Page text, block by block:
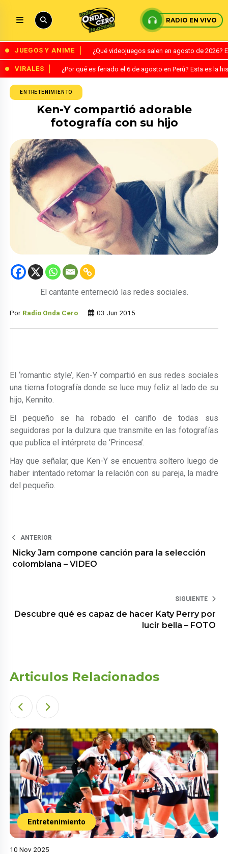
RADIO EN VIVO
JUEGOS Y ANIME ¿Qué videojuegos salen en agosto de
VIRALES ¿Por qué es feriado el 6 de agosto en Perú? Esta es la
ENTRETENIMIENTO
Ken-Y compartió adorable
fotografía con su hijo
El cantante enterneció las redes sociales.
Por Radio Onda Cero 03 Jun 2015
El ‘romantic style’, Ken-Y compartió en sus redes sociales
una tierna fotografía donde se luce muy feliz al lado de su
hijo, Kennito.
El pequeño se ha robado el cariño de todas sus
seguidoras por la dulzura que transmite en las fotografías
que publica el intérprete de ‘Princesa’.
Hay que señalar, que Ken-Y se encuentra soltero luego de
haber intentado retomar la relación con su pareja, la madre
del pequeño.
ANTERIOR
Nicky Jam compone canción para la selección
colombiana – VIDEO
SIGUIENTE
Descubre qué es capaz de hacer Katy Perry por
lucir bella – FOTO
Articulos Relacionados
Entretenimiento
10 Nov 2025